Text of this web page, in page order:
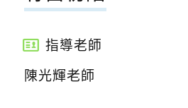
指導老師
陳光輝老師